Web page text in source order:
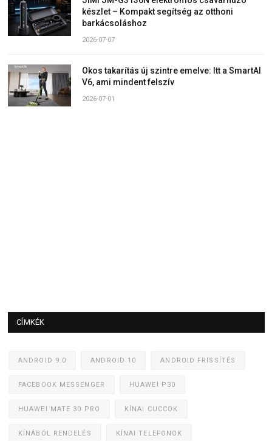
készlet – Kompakt segítség az otthoni
barkácsoláshoz
2026-07-07
Okos takarítás új szintre emelve: Itt a SmartAI
V6, ami mindent felszív
2026-07-01
CÍMKÉK
ANDROID 9.0 ANDROID 10 ANDROID FRISSÍTÉS
FACEBOOK MESSENGER HUAWEI P30
HUAWEI MATE 30 PRO KÍNAI CUCCOK
KÍNÁBÓL RENDELÉS KÍNAI TELEFONOK